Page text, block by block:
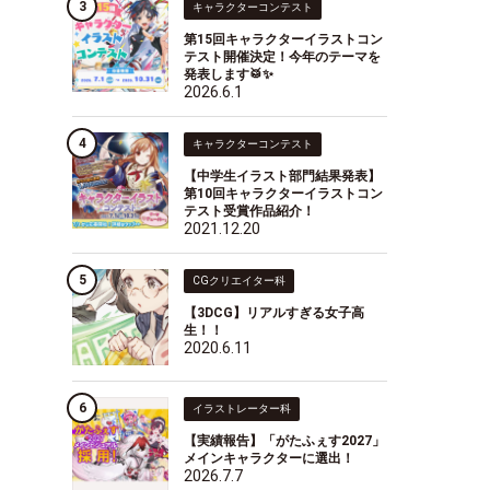
キャラクターコンテスト
第15回キャラクターイラストコン
テスト開催決定！今年のテーマを
発表します🥁✨
2026.6.1
キャラクターコンテスト
【中学生イラスト部門結果発表】
第10回キャラクターイラストコン
テスト受賞作品紹介！
2021.12.20
CGクリエイター科
【3DCG】リアルすぎる女子高
生！！
2020.6.11
イラストレーター科
【実績報告】「がたふぇす2027」
メインキャラクターに選出！
2026.7.7